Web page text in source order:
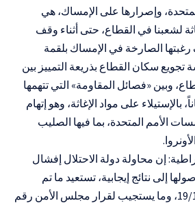
وإصرارها على الإمساك، هي
لشعبنا في القطاع، حتى أثناء وقف
رغبتها الصارخة في الإمساك بلقمة
سكان القطاع بذريعة التمييز بين
وبين «فصائل المقاومة» التي تتهمها
بالإستيلاء على مواد الإغاثة، وهو إتهام
الأمم المتحدة، بما فيها الصليب
إن محاولة دولة الاحتلال إفشال
إلى نتائج إيجابية، تستعيد ما تم
التوصل إليه في 19/1/2025، وما يستجيب لقرار مجلس الأمن رقم